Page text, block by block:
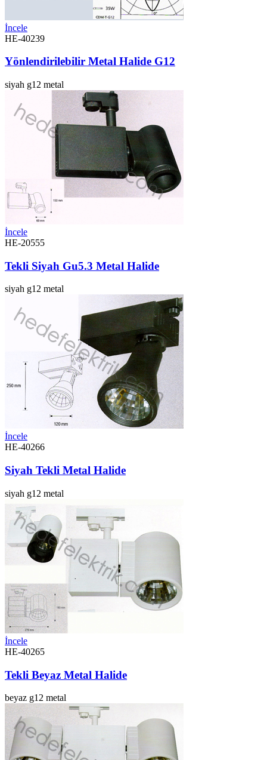
İncele
HE-40239
Yönlendirilebilir Metal Halide G12
siyah g12 metal
İncele
HE-20555
Tekli Siyah Gu5.3 Metal Halide
siyah g12 metal
İncele
HE-40266
Siyah Tekli Metal Halide
siyah g12 metal
İncele
HE-40265
Tekli Beyaz Metal Halide
beyaz g12 metal